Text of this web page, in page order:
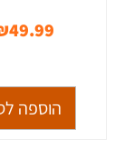
49.99
הוספה